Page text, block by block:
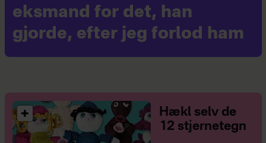
eksmand for det, han
gjorde, efter jeg forlod ham
Hækl selv de
12 stjernetegn